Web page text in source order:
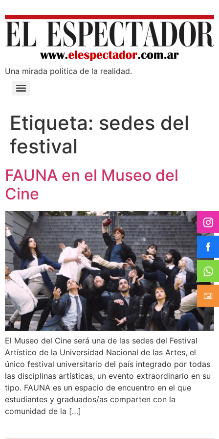
Una mirada poli­tica de la realidad.
Etiqueta: sedes del
festival
FAUNA en el Museo del
Cine
El Museo del Cine será una de las sedes del Festival
Artístico de la Universidad Nacional de las Artes, el
único festival universitario del país integrado por todas
las disciplinas artísticas, un evento extraordinario en su
tipo. FAUNA es un espacio de encuentro en el que
estudiantes y graduados/as comparten con la
comunidad de la […]